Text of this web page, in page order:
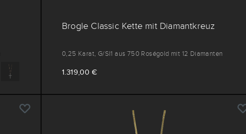
Brogle Classic Kette mit Diamantkreuz
0,25 Karat, G/SI1 aus 750 Roségold mit 12 Diamanten
1.319,00 €